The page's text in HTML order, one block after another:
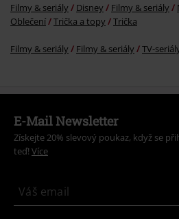
Filmy & seriály Disney Filmy & seriály
Oblečení
Trička a topy Trička
Filmy & seriály Filmy & seriály TV-
E-Mail Newsletter
Získejte 20% slevový poukaz, když se
teď! Více